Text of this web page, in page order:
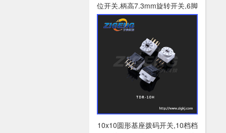
位开关,柄高7.3mm旋转开关,6脚
插件立式拨码开关
10x10圆形基座拨码开关,10档档